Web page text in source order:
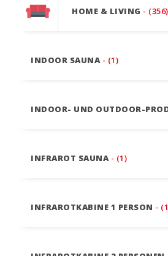
HOME & LIVING - (356)
INDOOR SAUNA - (1)
INDOOR- UND OUTDOOR-
INFRAROT SAUNA - (1)
INFRAROTKABINE 1 PERSON -